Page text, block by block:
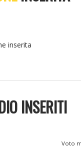
inserita
INSERITI
Voto